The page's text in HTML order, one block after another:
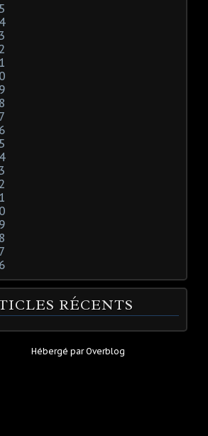
RÉCENTS
Hébergé parOverblog